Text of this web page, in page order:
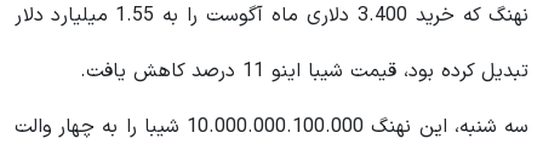
نهنگ که خرید 3.400 دلاری ماه آگوست را به 1.55 میلیارد دلار
تبدیل کرده بود، قیمت شیبا اینو 11 درصد کاهش یافت.
سه شنبه، این نهنگ 10.000.000.100.000 شیبا را به چهار والت